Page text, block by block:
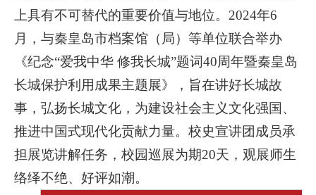
上具有不可替代的重要价值与地位。2024年6
月，与秦皇岛市档案馆（局）等单位联合举办
《纪念“爱我中华 修我长城”题词40周年暨秦皇岛
长城保护利用成果主题展》，旨在讲好长城故
事，弘扬长城文化，为建设社会主义文化强国、
推进中国式现代化贡献力量。校史宣讲团成员承
担展览讲解任务，校园巡展为期20天，观展师生
络绎不绝、好评如潮。